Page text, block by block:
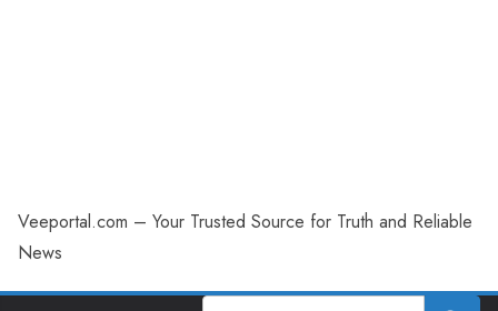
Veeportal.com – Your Trusted Source for Truth and Reliable
News